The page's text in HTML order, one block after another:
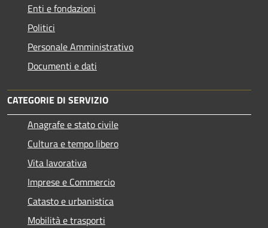
Enti e fondazioni
Politici
Personale Amministrativo
Documenti e dati
CATEGORIE DI SERVIZIO
Anagrafe e stato civile
Cultura e tempo libero
Vita lavorativa
Imprese e Commercio
Catasto e urbanistica
Mobilità e trasporti